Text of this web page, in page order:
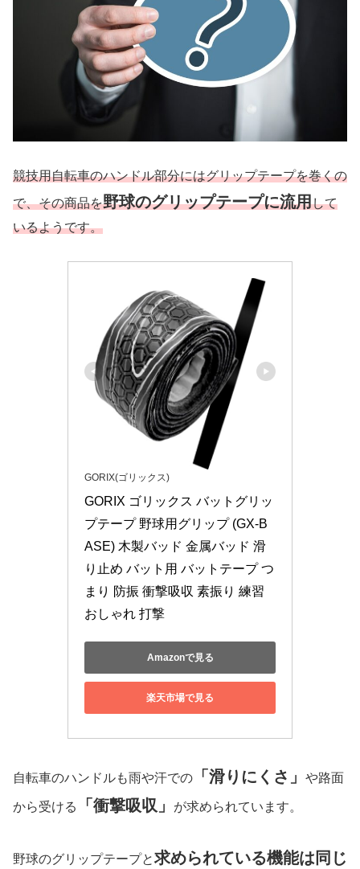
競技用自転車のハンドル部分にはグリップテープを巻くの
で、その商品を野球のグリップテープに流用して
いるようです。
GORIX(ゴリックス)
GORIX ゴリックス バットグリッ
プテープ 野球用グリップ (GX-B
ASE) 木製バッド 金属バッド 滑
り止め バット用 バットテープ つ
まり 防振 衝撃吸収 素振り 練習
おしゃれ 打撃
Amazonで見る
楽天市場で見る
自転車のハンドルも雨や汗での 「滑りにくさ」 や路面
から受ける 「衝撃吸収」 が求められています。
野球のグリップテープと求められている機能は同じ